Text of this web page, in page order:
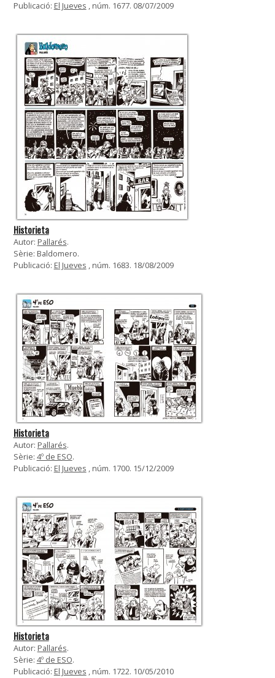
Publicació: El Jueves , núm. 1677. 08/07/2009
Historieta
Autor: Pallarés.
Sèrie: Baldomero.
Publicació: El Jueves , núm. 1683. 18/08/2009
Historieta
Autor: Pallarés.
Sèrie: 4º de ESO.
Publicació: El Jueves , núm. 1700. 15/12/2009
Historieta
Autor: Pallarés.
Sèrie: 4º de ESO.
Publicació: El Jueves , núm. 1722. 10/05/2010